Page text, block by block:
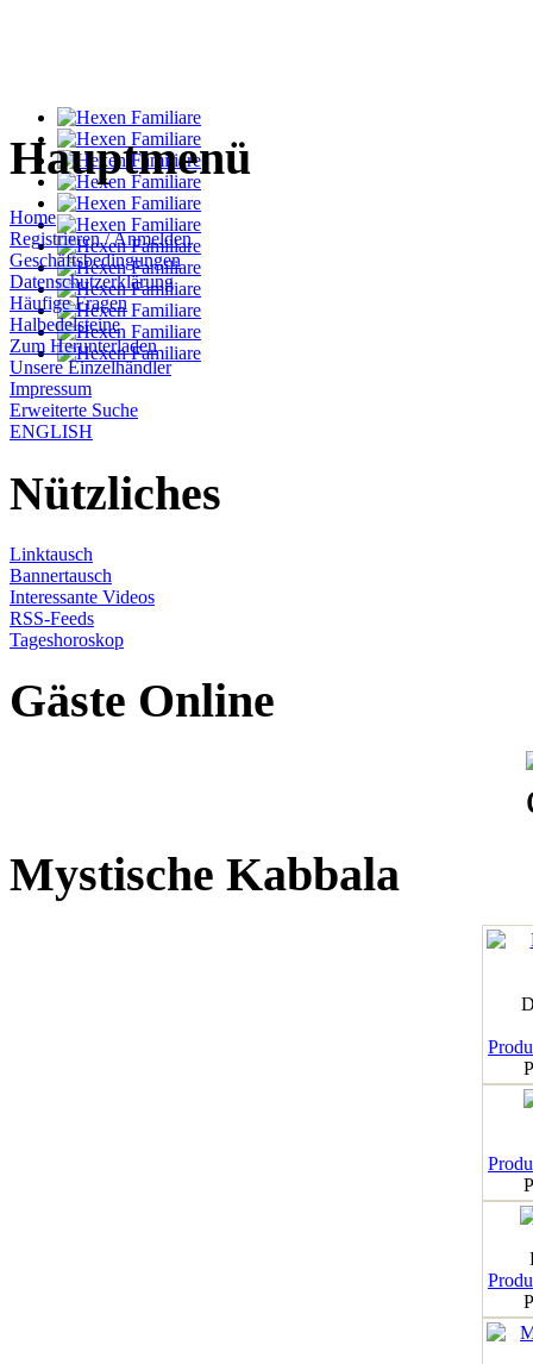
Hauptmenü
Home
Registrieren / Anmelden
Geschäftsbedingungen
Datenschutzerklärung
Häufige Fragen
Halbedelsteine
Zum Herunterladen
Unsere Einzelhändler
Impressum
Erweiterte Suche
ENGLISH
Nützliches
Linktausch
Bannertausch
Interessante Videos
RSS-Feeds
Tageshoroskop
Gäste Online
Mystische Kabbala